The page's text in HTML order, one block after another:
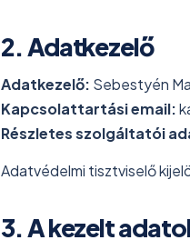
2. Adatkezelő
Adatkezelő: Sebestyén
Kapcsolattartási email:
Részletes szolgáltatói
Adatvédelmi tisztviselő
3. A kezelt